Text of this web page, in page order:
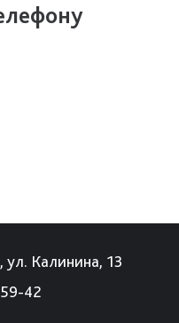
ул. Калинина, 13
42